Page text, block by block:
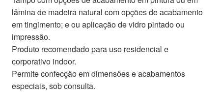
lâmina de madeira natural com opções de acabamento
em tingimento; e ou aplicação de vidro pintado ou
impressão.
Produto recomendado para uso residencial e
corporativo indoor.
Permite confecção em dimensões e acabamentos
especiais, sob consulta.